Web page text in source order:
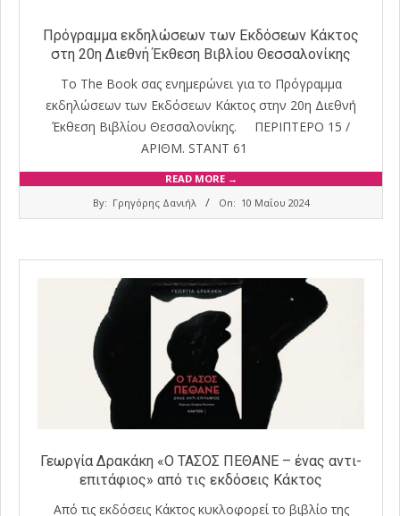
Πρόγραμμα εκδηλώσεων των Εκδόσεων Κάκτος
στη 20η Διεθνή Έκθεση Βιβλίου Θεσσαλονίκης
Το The Book σας ενημερώνει για το Πρόγραμμα
εκδηλώσεων των Εκδόσεων Κάκτος στην 20η Διεθνή
Έκθεση Βιβλίου Θεσσαλονίκης. ΠΕΡΙΠΤΕΡΟ 15 /
ΑΡΙΘΜ. STANT 61
READ MORE →
By: Γρηγόρης Δανιήλ On: 10 Μαΐου 2024
Γεωργία Δρακάκη «Ο ΤΑΣΟΣ ΠΕΘΑΝΕ – ένας αντι-
επιτάφιος» από τις εκδόσεις Κάκτος
Από τις εκδόσεις Κάκτος κυκλοφορεί το βιβλίο της